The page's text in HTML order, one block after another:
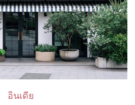
อินเดีย